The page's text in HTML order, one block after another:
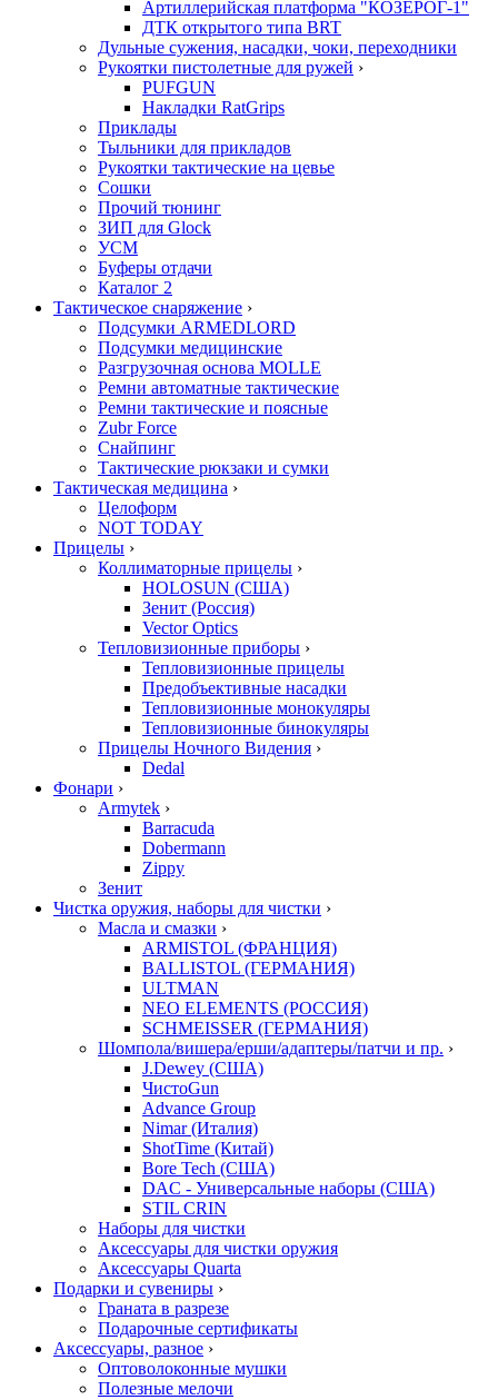
Артиллерийская платформа "КОЗЕРОГ-1"
ДТК открытого типа BRT
Дульные сужения, насадки, чоки, переходники
Рукоятки пистолетные для ружей ›
PUFGUN
Накладки RatGrips
Приклады
Тыльники для прикладов
Рукоятки тактические на цевье
Сошки
Прочий тюнинг
ЗИП для Glock
УСМ
Буферы отдачи
Каталог 2
Тактическое снаряжение ›
Подсумки ARMEDLORD
Подсумки медицинские
Разгрузочная основа MOLLE
Ремни автоматные тактические
Ремни тактические и поясные
Zubr Force
Снайпинг
Тактические рюкзаки и сумки
Тактическая медицина ›
Целоформ
NOT TODAY
Прицелы ›
Коллиматорные прицелы ›
HOLOSUN (США)
Зенит (Россия)
Vector Optics
Тепловизионные приборы ›
Тепловизионные прицелы
Предобъективные насадки
Тепловизионные монокуляры
Тепловизионные бинокуляры
Прицелы Ночного Видения ›
Dedal
Фонари ›
Armytek ›
Barracuda
Dobermann
Zippy
Зенит
Чистка оружия, наборы для чистки ›
Масла и смазки ›
ARMISTOL (ФРАНЦИЯ)
BALLISTOL (ГЕРМАНИЯ)
ULTMAN
NEO ELEMENTS (РОССИЯ)
SCHMEISSER (ГЕРМАНИЯ)
Шомпола/вишера/ерши/адаптеры/патчи и пр. ›
J.Dewey (США)
ЧистоGun
Advance Group
Nimar (Италия)
ShotTime (Китай)
Bore Tech (США)
DAC - Универсальные наборы (США)
STIL CRIN
Наборы для чистки
Аксессуары для чистки оружия
Аксессуары Quarta
Подарки и сувениры ›
Граната в разрезе
Подарочные сертификаты
Аксессуары, разное ›
Оптоволоконные мушки
Полезные мелочи